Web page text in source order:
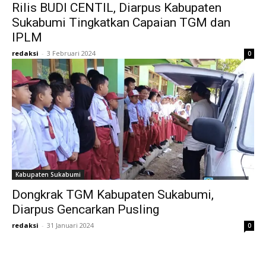
Rilis BUDI CENTIL, Diarpus Kabupaten
Sukabumi Tingkatkan Capaian TGM dan
IPLM
redaksi - 3 Februari 2024 0
Kabupaten Sukabumi
Dongkrak TGM Kabupaten Sukabumi,
Diarpus Gencarkan Pusling
redaksi - 31 Januari 2024 0